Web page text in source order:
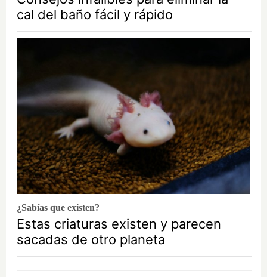
cal del baño fácil y rápido
¿Sabías que existen?
Estas criaturas existen y parecen
sacadas de otro planeta